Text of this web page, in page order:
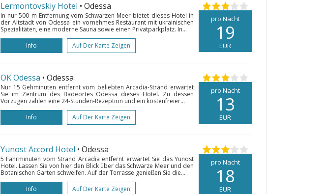
pro Nacht
19
EUR
Lermontovskiy Hotel • Odessa
In nur 500 m Entfernung vom Schwarzen Meer bietet dieses Hotel in
der Altstadt von Odessa ein vornehmes Restaurant mit ukrainischen
Spezialitäten, eine moderne Sauna sowie einen Privatparkplatz. In...
Info
Auf Der Karte Zeigen
pro Nacht
13
EUR
OK Odessa • Odessa
Nur 15 Gehminuten entfernt vom beliebten Arcadia-Strand erwartet
Sie im Zentrum des Badeortes Odessa dieses Hotel. Zu dessen
Vorzügen zählen eine 24-Stunden-Rezeption und ein kostenfreier...
Info
Auf Der Karte Zeigen
pro Nacht
18
EUR
Yunost Accord Hotel • Odessa
5 Fahrminuten vom Strand Arcadia entfernt erwartet Sie das Yunost
Hotel. Lassen Sie von hier den Blick über das Schwarze Meer und den
Botanischen Garten schweifen. Auf der Terrasse genießen Sie die...
Info
Auf Der Karte Zeigen